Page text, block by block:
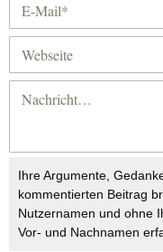
Ihre Argumente,
kommentierten Beitrag
Nutzernamen und ohne
Vor- und Nachnamen